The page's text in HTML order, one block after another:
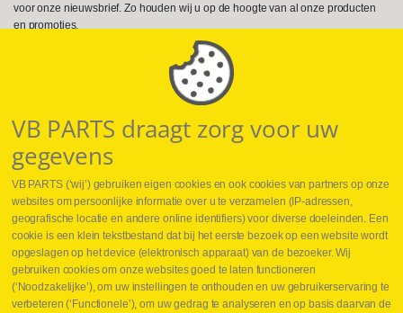
voor onze nieuwsbrief. Zo houden wij u op de hoogte van al onze producten
en promoties.
Volg ons op Social Media
Webshop
Nieuws
Jobs
Contact
VB PARTS draagt zorg voor uw
gegevens
VB PARTS (‘wij’) gebruiken eigen cookies en ook cookies van partners op onze
websites om persoonlijke informatie over u te verzamelen (IP-adressen,
geografische locatie en andere online identifiers) voor diverse doeleinden. Een
cookie is een klein tekstbestand dat bij het eerste bezoek op een website wordt
opgeslagen op het device (elektronisch apparaat) van de bezoeker. Wij
gebruiken cookies om onze websites goed te laten functioneren
(‘Noodzakelijke’), om uw instellingen te onthouden en uw gebruikerservaring te
verbeteren (‘Functionele’), om uw gedrag te analyseren en op basis daarvan de